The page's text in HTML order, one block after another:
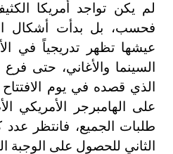
لم يكن تواجد أمريكا
فحسب، بل بدأت أشكال
عيشها تظهر تدريجياً في
السينما والأغاني، حتى
الذي قصده في يوم
على الهامبرجر الأمريكي
طلبات الجميع، فانتظر عدد
الثاني للحصول على الوجبة